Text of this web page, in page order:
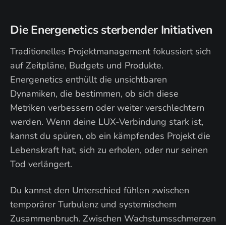
Die Energenetics sterbender Initiativen
Traditionelles Projektmanagement fokussiert sich
auf Zeitpläne, Budgets und Produkte.
Energenetics enthüllt die unsichtbaren
Dynamiken, die bestimmen, ob sich diese
Metriken verbessern oder weiter verschlechtern
werden. Wenn deine LUX-Verbindung stark ist,
kannst du spüren, ob ein kämpfendes Projekt die
Lebenskraft hat, sich zu erholen, oder nur seinen
Tod verlängert.
Du kannst den Unterschied fühlen zwischen
temporärer Turbulenz und systemischem
Zusammenbruch. Zwischen Wachstumsschmerzen